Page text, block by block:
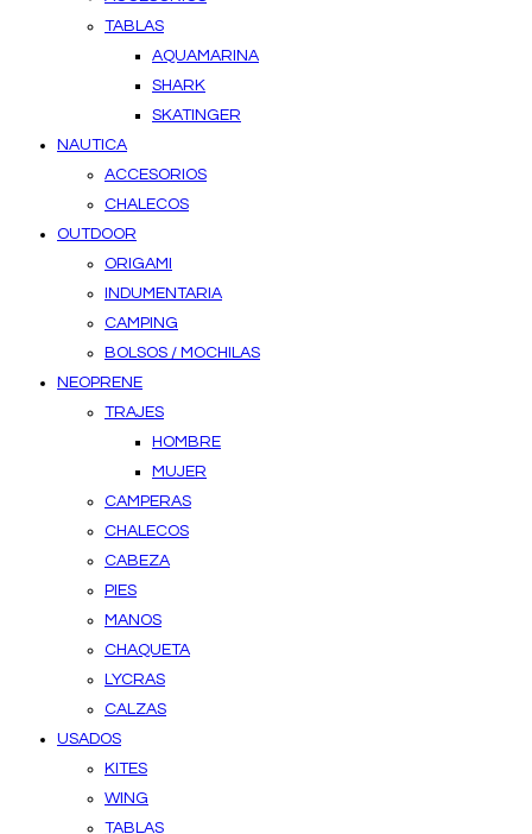
TABLAS
AQUAMARINA
SHARK
SKATINGER
NAUTICA
ACCESORIOS
CHALECOS
OUTDOOR
ORIGAMI
INDUMENTARIA
CAMPING
BOLSOS / MOCHILAS
NEOPRENE
TRAJES
HOMBRE
MUJER
CAMPERAS
CHALECOS
CABEZA
PIES
MANOS
CHAQUETA
LYCRAS
CALZAS
USADOS
KITES
WING
TABLAS